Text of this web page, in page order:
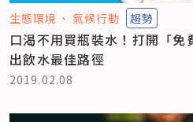
生態環境 氣候行動 趨勢
口渴不用買瓶裝水！打開「
出飲水最佳路徑
2019.02.08